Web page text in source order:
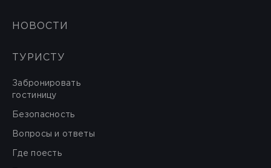
НОВОСТИ
ТУРИСТУ
Забронировать
гостиницу
Безопасность
Вопросы и ответы
Где поесть